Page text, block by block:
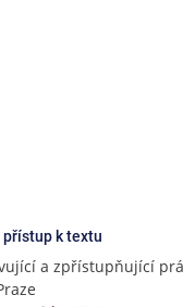
k textu
a zpřístupňující